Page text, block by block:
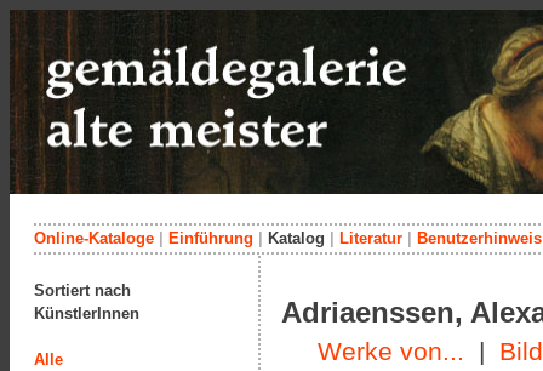
Online-Kataloge Einführung Katalog Literatur Benutzerhinweis
Adriaenssen,
Werke von... |
Sortiert nach
KünstlerInnen
Alle